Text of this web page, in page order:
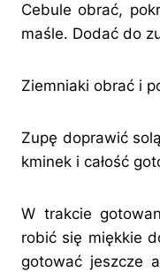
Cebule obrać,
maśle. Dodać do
Ziemniaki obrać i
Zupę doprawić
kminek i całość
W trakcie
robić się miękkie
gotować jeszcze